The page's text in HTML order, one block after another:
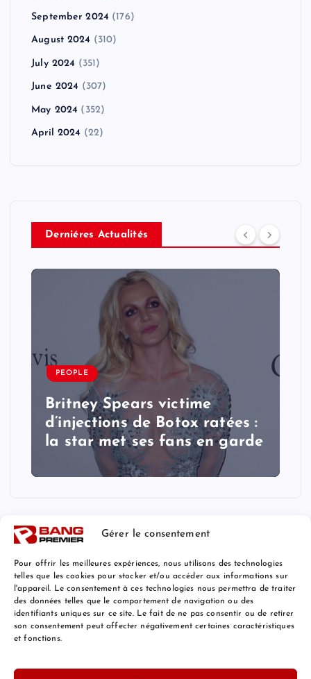
Gérer le consentement
Pour offrir les meilleures expériences, nous utilisons des technologies
telles que les cookies pour stocker et/ou accéder aux informations sur
l'appareil. Le consentement à ces technologies nous permettra de traiter
des données telles que le comportement de navigation ou des
identifiants uniques sur ce site. Le fait de ne pas consentir ou de retirer
son consentement peut affecter négativement certaines caractéristiques
et fonctions.
September 2024 (176)
August 2024 (310)
July 2024 (351)
June 2024 (307)
May 2024 (352)
April 2024 (22)
Derniéres Actualités
PEOPLE
Britney Spears victime
d’injections de Botox ratées :
la star met ses fans en garde
Mentions Légales